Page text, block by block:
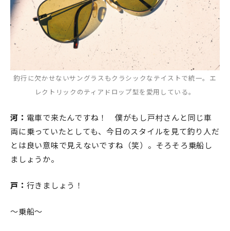
釣行に欠かせないサングラスもクラシックなテイストで統一。エ
レクトリックのティアドロップ型を愛用している。
河： 電車で来たんですね！ 僕がもし戸村さんと同じ車
両に乗っていたとしても、今日のスタイルを見て釣り人だ
とは良い意味で見えないですね（笑）。そろそろ乗船し
ましょうか。
戸： 行きましょう！
～乗船～